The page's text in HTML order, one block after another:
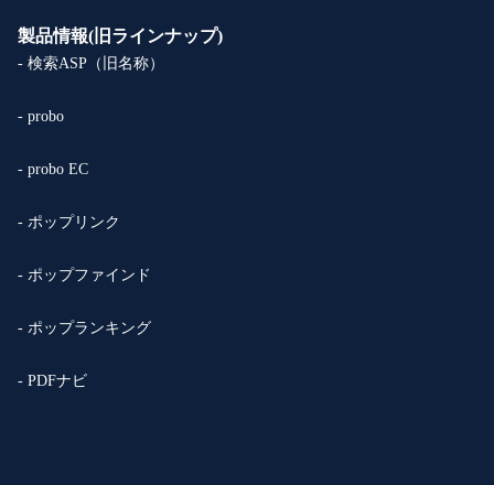
製品情報(旧ラインナップ)
- 検索ASP（旧名称）
- probo
- probo EC
- ポップリンク
- ポップファインド
- ポップランキング
- PDFナビ